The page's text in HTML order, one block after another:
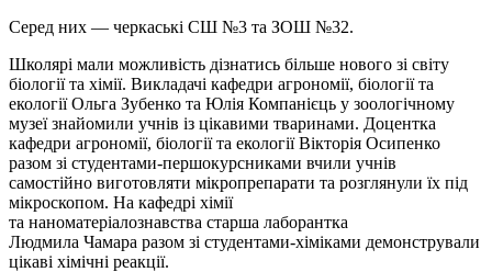
Серед них — черкаські СШ №3 та ЗОШ №32.
Школярі мали можливість дізнатись більше нового зі світу
біології та хімії. Викладачі кафедри агрономії, біології та
екології Ольга Зубенко та Юлія Компанієць у зоологічному
музеї знайомили учнів із цікавими тваринами. Доцентка
кафедри агрономії, біології та екології Вікторія Осипенко
разом зі студентами-першокурсниками вчили учнів
самостійно виготовляти мікропрепарати та розглянули їх під
мікроскопом. На кафедрі хімії
та наноматеріалознавства старша лаборантка
Людмила Чамара разом зі студентами-хіміками демонстрували
цікаві хімічні реакції.